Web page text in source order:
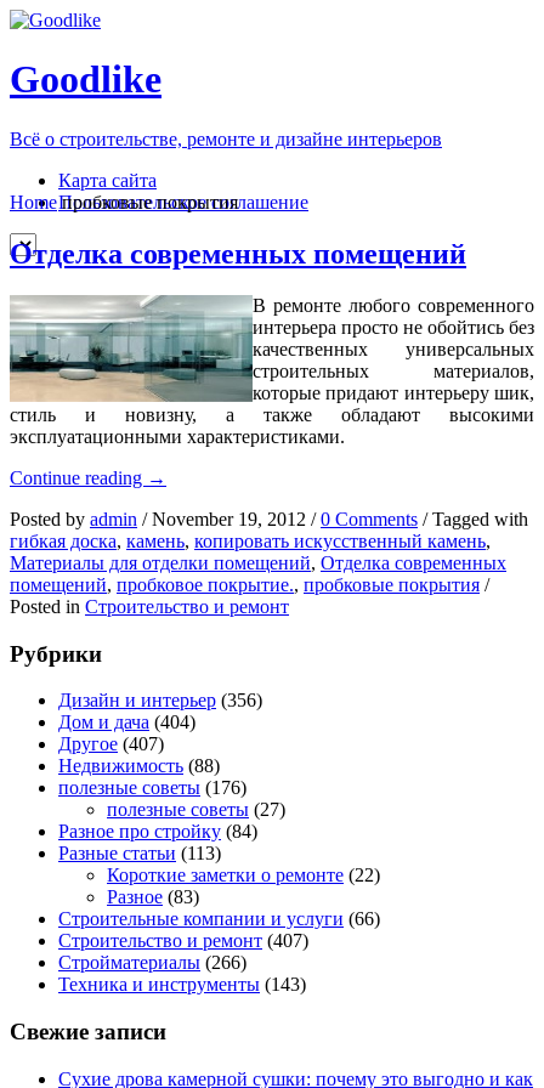
Goodlike
Всё о строительстве, ремонте и дизайне интерьеров
Карта сайта
Пользовательское соглашение
Home пробковые покрытия
Отделка современных помещений
В ремонте любого современного
интерьера просто не обойтись без
качественных универсальных
строительных материалов,
которые придают интерьеру шик,
стиль и новизну, а также обладают высокими
эксплуатационными характеристиками.
Continue reading Отделка
помещений
→
Posted by admin / November 19, 2012 / 0 Comments / Tagged with
гибкая доска, камень, копировать искусственный камень,
Материалы для отделки помещений, Отделка современных
помещений, пробковое покрытие., пробковые покрытия /
Posted in Строительство и ремонт
Рубрики
Дизайн и интерьер (356)
Дом и дача (404)
Другое (407)
Недвижимость (88)
полезные советы (176)
полезные советы (27)
Разное про стройку (84)
Разные статьи (113)
Короткие заметки о ремонте (22)
Разное (83)
Строительные компании и услуги (66)
Строительство и ремонт (407)
Стройматериалы (266)
Техника и инструменты (143)
Свежие записи
Сухие дрова камерной сушки: почему это выгодно и как